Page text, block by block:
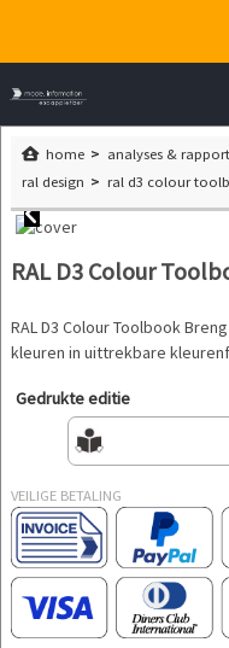
home analyses &
ral design
ral d3 colour
RAL D3 Colour
RAL D3 Colour Toolbook
kleuren in uittrekbare
Gedrukte editie
VEILIGE BETALING